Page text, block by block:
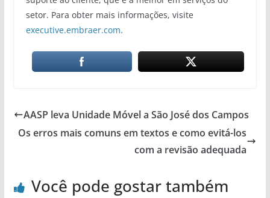
setor. Para obter mais informações, visite
executive.embraer.com.
AASP leva Unidade Móvel a São José dos Campos
Os erros mais comuns em textos e como evitá-los
com a revisão adequada
Você pode gostar também